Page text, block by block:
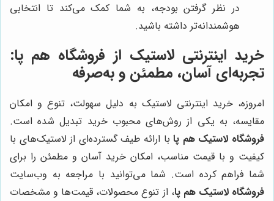
در نظر گرفتن بودجه، به شما کمک می‌کند تا انتخابی
هوشمندانه‌تر داشته باشید.
خرید اینترنتی لاستیک از فروشگاه هم پا:
تجربه‌ای آسان، مطمئن و به‌صرفه
امروزه، خرید اینترنتی لاستیک به دلیل سهولت، تنوع و امکان
مقایسه، به یکی از روش‌های محبوب خرید تبدیل شده است.
فروشگاه لاستیک هم پابا ارائه طیف گسترده‌ای از لاستیک‌های با
کیفیت و با قیمت مناسب، امکان خرید آسان و مطمئن را برای
شما فراهم کرده است. شما می‌توانید با مراجعه به وب‌سایت
فروشگاه لاستیک هم پا، از تنوع محصولات، قیمت‌ها و مشخصات